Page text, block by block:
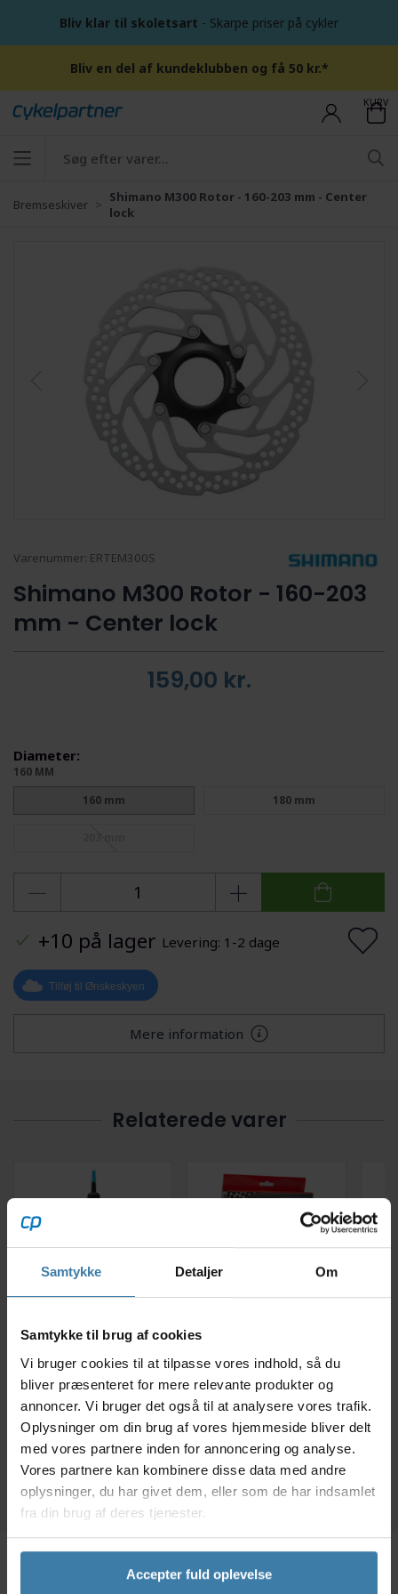
Samtykke Detaljer Om
Samtykke til brug af cookies
Vi bruger cookies til at tilpasse vores indhold, så du
bliver præsenteret for mere relevante produkter og
annoncer. Vi bruger det også til at analysere vores trafik.
Oplysninger om din brug af vores hjemmeside bliver delt
med vores partnere inden for annoncering og analyse.
Vores partnere kan kombinere disse data med andre
oplysninger, du har givet dem, eller som de har indsamlet
fra din brug af deres tjenester.
Accepter fuld oplevelse
Bliv klar til skoletsart - Skarpe priser på cykler
Bliv en del af kundeklubben og få 50 kr.*
KURV
Bremseskiver
Shimano M300 Rotor - 160-203 mm - Center
lock
Varenummer: ERTEM300S
Shimano M300 Rotor - 160-203
mm - Center lock
159,00 kr.
Diameter:
160 MM
160 mm
180 mm
+10 på lager Levering: 1-2 dage
Tilføj til Ønskeskyen
Mere information
Relaterede varer
Kædeolie til våde
forhold - 120 ml
93,00kr.
Forventet leveringstid:
10 dage
159,00kr.
9 på lager
Specifikationer